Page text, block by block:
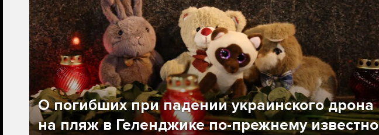
О погибших при падении украинского дрона
на пляж в Геленджике по-прежнему известно